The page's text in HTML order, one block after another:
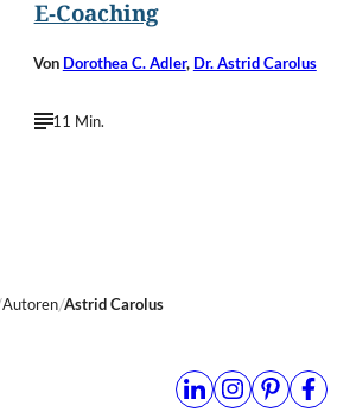
E-Coaching
Von Dorothea C. Adler, Dr. Astrid Carolus
11 Min.
Autoren Astrid Carolus